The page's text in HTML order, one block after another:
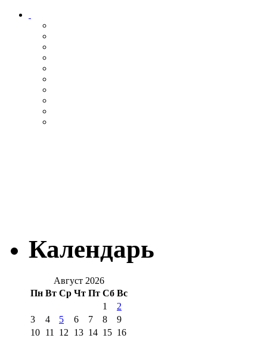
Календарь
Август 2026
Пн Вт Ср Чт Пт Сб Вс
1
2
3
4 5 6 7 8
9
10 11 12 13 14 15 16